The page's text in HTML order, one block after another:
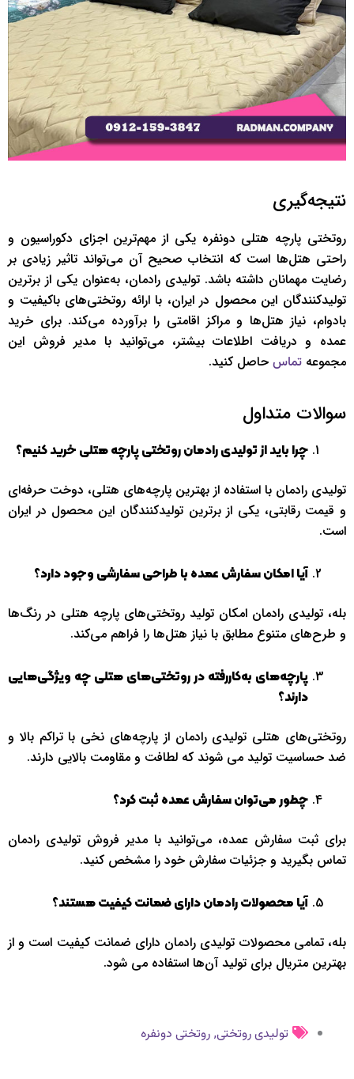
نتیجه‌گیری
روتختی‌ پارچه هتلی دونفره یکی از مهم‌ترین اجزای دکوراسیون و
راحتی هتل‌ها است که انتخاب صحیح آن می‌تواند تاثیر زیادی بر
رضایت مهمانان داشته باشد. تولیدی رادمان، به‌عنوان یکی از برترین
تولیدکنندگان این محصول در ایران، با ارائه روتختی‌های باکیفیت و
بادوام، نیاز هتل‌ها و مراکز اقامتی را برآورده می‌کند. برای خرید
عمده و دریافت اطلاعات بیشتر، می‌توانید با مدیر فروش این
مجموعه تماس حاصل کنید.
سوالات متداول
چرا باید از تولیدی رادمان روتختی پارچه هتلی خرید کنیم؟
تولیدی رادمان با استفاده از بهترین پارچه‌های هتلی، دوخت حرفه‌ای
و قیمت رقابتی، یکی از برترین تولیدکنندگان این محصول در ایران
است.
آیا امکان سفارش عمده با طراحی سفارشی وجود دارد؟
بله، تولیدی رادمان امکان تولید روتختی‌های پارچه هتلی در رنگ‌ها
و طرح‌های متنوع مطابق با نیاز هتل‌ها را فراهم می‌کند.
پارچه‌های به‌کاررفته در روتختی‌های هتلی چه ویژگی‌هایی
دارند؟
روتختی‌های هتلی تولیدی رادمان از پارچه‌های نخی با تراکم بالا و
ضد حساسیت تولید می شوند که لطافت و مقاومت بالایی دارند.
چطور می‌توان سفارش عمده ثبت کرد؟
برای ثبت سفارش عمده، می‌توانید با مدیر فروش تولیدی رادمان
تماس بگیرید و جزئیات سفارش خود را مشخص کنید.
آیا محصولات رادمان دارای ضمانت کیفیت هستند؟
بله، تمامی محصولات تولیدی رادمان دارای ضمانت کیفیت است و از
بهترین متریال برای تولید آن‌ها استفاده می شود.
تولیدی روتختی, روتختی دونفره